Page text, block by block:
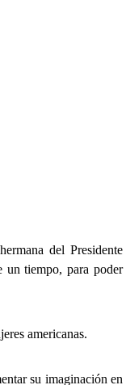
del Presidente
tiempo, para poder
americanas.
su imaginación en